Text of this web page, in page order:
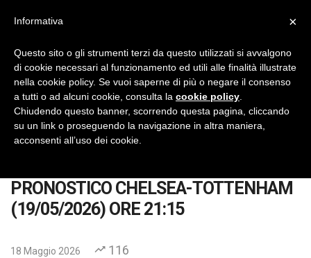
No Thanks INSTALL
PRONOSTICO CHELSEA-TOTTENHAM
(19/05/2026) ORE 21:15
18 Maggio 2026 116
×
Informativa
Questo sito o gli strumenti terzi da questo utilizzati si avvalgono
di cookie necessari al funzionamento ed utili alle finalità illustrate
nella cookie policy. Se vuoi saperne di più o negare il consenso
a tutti o ad alcuni cookie, consulta la cookie policy
Chiudendo questo banner, scorrendo questa pagina, cliccando
su un link o proseguendo la navigazione in altra maniera,
acconsenti all’uso dei cookie.